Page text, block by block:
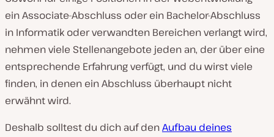
ein Associate-Abschluss oder ein Bachelor-Abschluss
in Informatik oder verwandten Bereichen verlangt wird,
nehmen viele Stellenangebote jeden an, der über eine
entsprechende Erfahrung verfügt, und du wirst viele
finden, in denen ein Abschluss überhaupt nicht
erwähnt wird.
Deshalb solltest du dich auf denAufbau deines